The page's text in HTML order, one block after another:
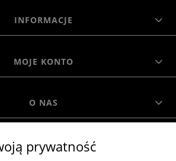
INFORMACJE
MOJE KONTO
O NAS
MOROWO
prywatność